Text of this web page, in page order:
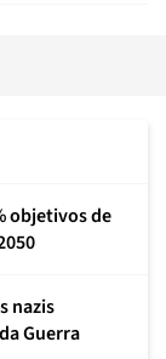
objetivos de
nazis
Guerra